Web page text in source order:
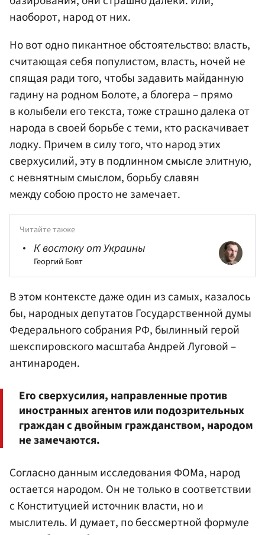
наоборот, народ от них.
Но вот одно пикантное обстоятельство: власть,
считающая себя популистом, власть, ночей не
спящая ради того, чтобы задавить майданную
гадину на родном Болоте, а блогера – прямо
в колыбели его текста, тоже страшно далека от
народа в своей борьбе с теми, кто раскачивает
лодку. Причем в силу того, что народ этих
сверхусилий, эту в подлинном смысле элитную,
с невнятным смыслом, борьбу славян
между собою просто не замечает.
Читайте также
К востоку от Украины
Георгий Бовт
В этом контексте даже один из самых, казалось
бы, народных депутатов Государственной думы
Федерального собрания РФ, былинный герой
шекспировского масштабаАндрей Луговой–
антинароден.
Его сверхусилия, направленные против
иностранных агентов или подозрительных
граждан с двойным гражданством, народом
не замечаются.
Согласно данным исследования ФОМа, народ
остается народом. Он не только в соответствии
с Конституцией источник власти, но и
мыслитель. И думает, по бессмертной формуле